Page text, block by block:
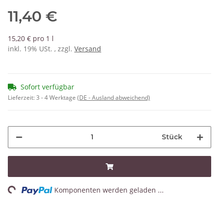
11,40 €
15,20 € pro 1 l
inkl. 19% USt. , zzgl. Versand
Sofort verfügbar
Lieferzeit:3 - 4 Werktage (DE - Ausland abweichend)
Stück
Komponenten werden geladen ...